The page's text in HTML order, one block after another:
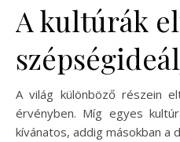
A kultúrák
A világ különböző részein
érvényben. Míg egyes
kívánatos, addig másokban a